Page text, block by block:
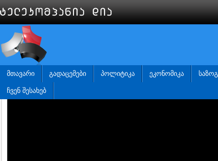
ᲛᲗᲐᲕᲐᲠᲘ ᲒᲐᲓᲐᲪᲔᲛᲔᲑᲘ ᲞᲝᲚᲘᲢᲘᲙᲐ ᲔᲙᲝᲜᲝᲛᲘᲙᲐ
ᲩᲕᲔᲜ ᲨᲔᲡᲐᲮᲔᲑ